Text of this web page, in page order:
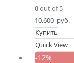
0out of 5
10,600 руб.
Купить
Quick View
-12%